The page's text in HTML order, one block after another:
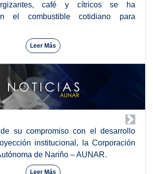
café y cítricos se ha
el combustible cotidiano para
Leer Más
su compromiso con el desarrollo
institucional, la Corporación
de Nariño – AUNAR.
Leer Más